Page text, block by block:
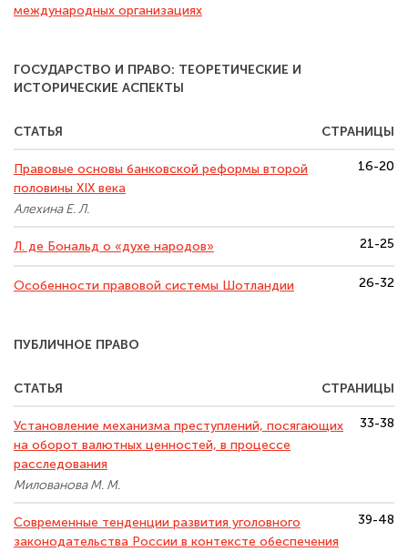
международных организациях
ГОСУДАРСТВО И ПРАВО: ТЕОРЕТИЧЕСКИЕ И
ИСТОРИЧЕСКИЕ АСПЕКТЫ
СТАТЬЯ СТРАНИЦЫ
Правовые основы банковской реформы второй
половины XIX века
Алехина Е. Л.
16-20
Л. де Бональд о «духе народов» 21-25
Особенности правовой системы Шотландии 26-32
ПУБЛИЧНОЕ ПРАВО
СТАТЬЯ СТРАНИЦЫ
Установление механизма преступлений, посягающих
на оборот валютных ценностей, в процессе
расследования
Милованова М. М.
33-38
Современные тенденции развития уголовного
законодательства России в контексте обеспечения
39-48